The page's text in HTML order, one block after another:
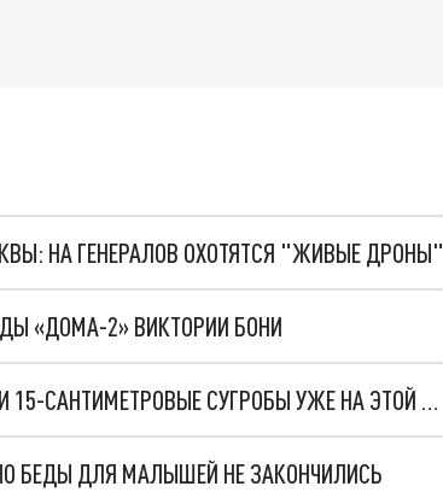
НА ГЕНЕРАЛОВ ОХОТЯТСЯ "ЖИВЫЕ ДРОНЫ"
«ДОМА-2» ВИКТОРИИ БОНИ
ЖИТЕЛЯМ МОСКОВСКОГО РЕГИОНА ПООБЕЩАЛИ 15-САНТИМЕТРОВЫЕ СУГРОБЫ УЖЕ НА ЭТОЙ НЕДЕЛЕ
БЕДЫ ДЛЯ МАЛЫШЕЙ НЕ ЗАКОНЧИЛИСЬ